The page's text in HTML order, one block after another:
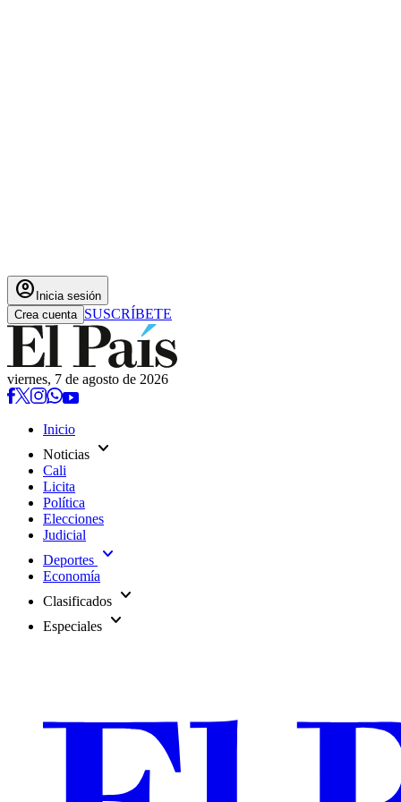
account_circle Inicia sesión
Crea cuenta SUSCRÍBETE
viernes, 7 de agosto de 2026
Inicio
Noticias expand_more
Cali
Licita
Política
Elecciones
Judicial
Deportes expand_more
Economía
Clasificados expand_more
Especiales expand_more